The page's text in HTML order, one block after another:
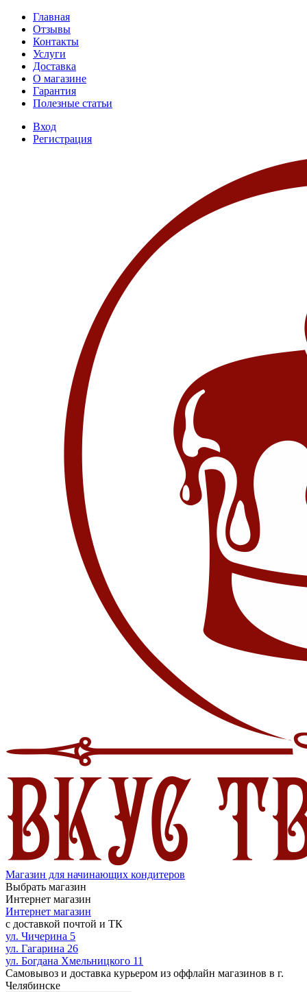
Главная
Отзывы
Контакты
Услуги
Доставка
О магазине
Гарантия
Полезные статьи
Вход
Регистрация
Магазин для начинающих кондитеров
Выбрать магазин
Интернет магазин
Интернет магазин
с доставкой почтой и ТК
ул. Чичерина 5
ул. Гагарина 26
ул. Богдана Хмельницкого 11
Самовывоз и доставка курьером из оффлайн магазинов в г.
Челябинске